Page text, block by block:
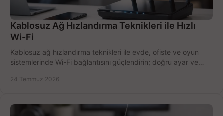
Kablosuz Ağ Hızlandırma Teknikleri ile Hızlı
Wi-Fi
Kablosuz ağ hızlandırma teknikleri ile evde, ofiste ve oyun
sistemlerinde Wi-Fi bağlantısını güçlendirin; doğru ayar ve
24 Temmuz 2026